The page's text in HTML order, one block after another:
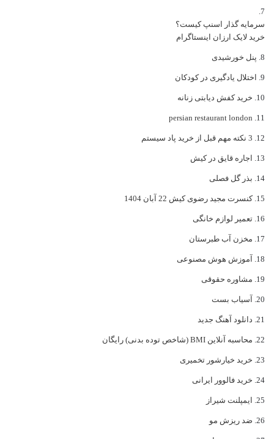
سرمایه گذار اسنپ کیست؟
خرید لایک ارزان اینستاگرام
پنل خورشیدی
اختلال یادگیری در کودکان
خرید کفش دیابتی زنانه
persian restaurant london
3 نکته مهم قبل از خرید پاد سیستم
اجاره قایق در کیش
بذر گل فصلی
کنسرت مجید رضوی کیش 22 آبان 1404
تعمیر لوازم خانگی
مخزن آب طبرستان
آموزش هوش مصنوعی
مشاوره حقوقی
آسیاب بست
دانلود آهنگ جدید
محاسبه آنلاین BMI (شاخص توده بدنی) رایگان
خرید خیارشور تخمیری
خرید فالوور ایرانی
ایمپلنت شیراز
ضد ریزش مو